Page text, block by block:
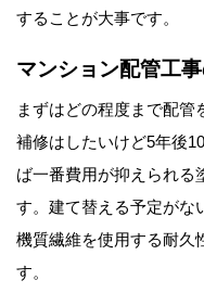
することが大事です。
マンション配管工
まずはどの程度まで配管
補修はしたいけど5年後
ば一番費用が抑えられる
す。建て替える予定がな
機質繊維を使用する耐久
す。